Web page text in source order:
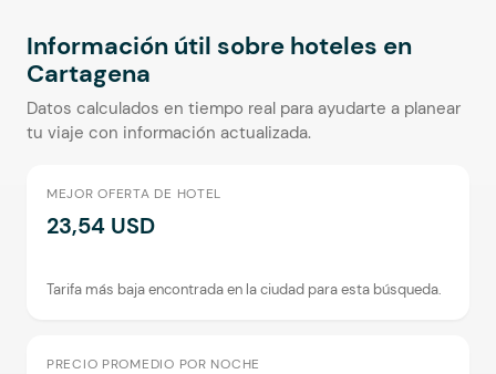
Información útil sobre hoteles en
Cartagena
Datos calculados en tiempo real para ayudarte a planear
tu viaje con información actualizada.
MEJOR OFERTA DE HOTEL
23,54 USD
Tarifa más baja encontrada en la ciudad para esta búsqueda.
PRECIO PROMEDIO POR NOCHE